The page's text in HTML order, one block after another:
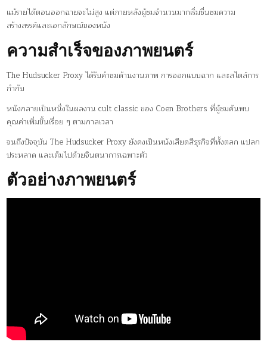
แม้รายได้ตอนออกฉายจะไม่สูง แต่ภายหลังผู้ชมจำนวนมากเริ่มชื่นชมความ
สร้างสรรค์และเอกลักษณ์ของหนัง
ความสำเร็จของภาพยนตร์
The Hudsucker Proxy ได้รับคำชมด้านงานภาพ การออกแบบฉาก และสไตล์การ
กำกับ
หนังกลายเป็นหนึ่งในผลงาน cult classic ของ Coen Brothers ที่ผู้ชมค้นพบ
คุณค่าเพิ่มขึ้นเรื่อย ๆ ตามกาลเวลา
จนถึงปัจจุบัน The Hudsucker Proxy ยังคงเป็นหนังเสียดสีธุรกิจที่ทั้งตลก แปลก
ประหลาด และเต็มไปด้วยจินตนาการเฉพาะตัว
ตัวอย่างภาพยนตร์